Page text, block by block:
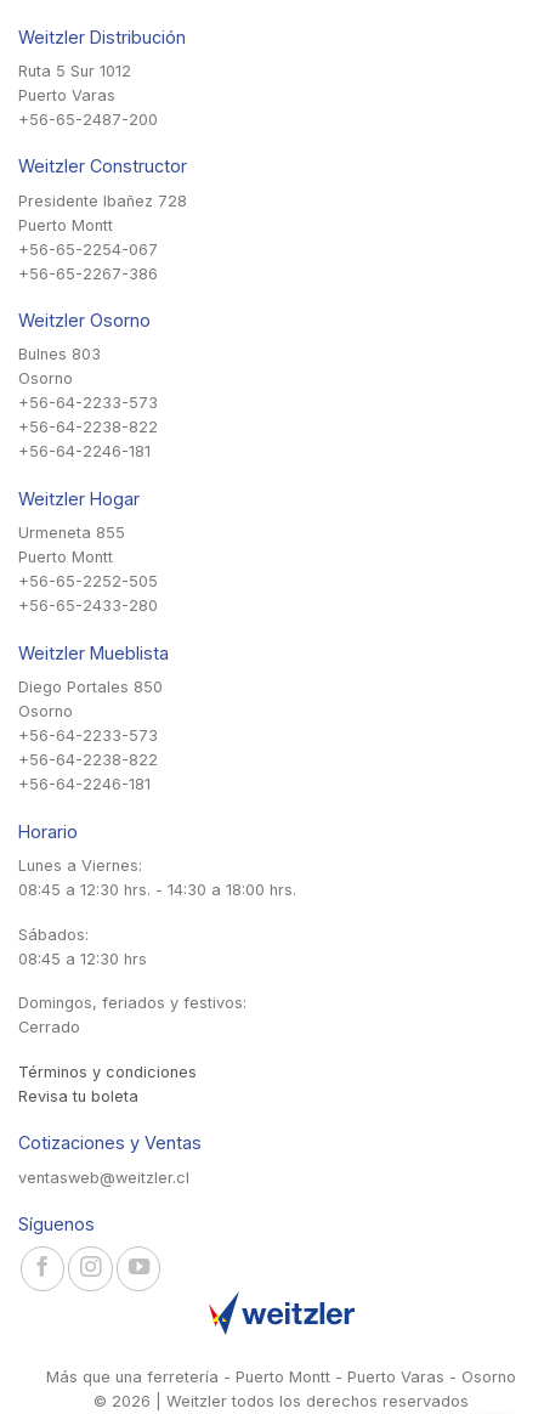
Weitzler Distribución
Ruta 5 Sur 1012
Puerto Varas
+56-65-2487-200
Weitzler Constructor
Presidente Ibañez 728
Puerto Montt
+56-65-2254-067
+56-65-2267-386
Weitzler Osorno
Bulnes 803
Osorno
+56-64-2233-573
+56-64-2238-822
+56-64-2246-181
Weitzler Hogar
Urmeneta 855
Puerto Montt
+56-65-2252-505
+56-65-2433-280
Weitzler Mueblista
Diego Portales 850
Osorno
+56-64-2233-573
+56-64-2238-822
+56-64-2246-181
Horario
Lunes a Viernes:
08:45 a 12:30 hrs. - 14:30 a 18:00 hrs.
Sábados:
08:45 a 12:30 hrs
Domingos, feriados y festivos:
Cerrado
Términos y condiciones
Revisa tu boleta
Cotizaciones y Ventas
ventasweb@weitzler.cl
Síguenos
Más que una ferretería - Puerto Montt - Puerto Varas - Osorno
© 2026 | Weitzler todos los derechos reservados